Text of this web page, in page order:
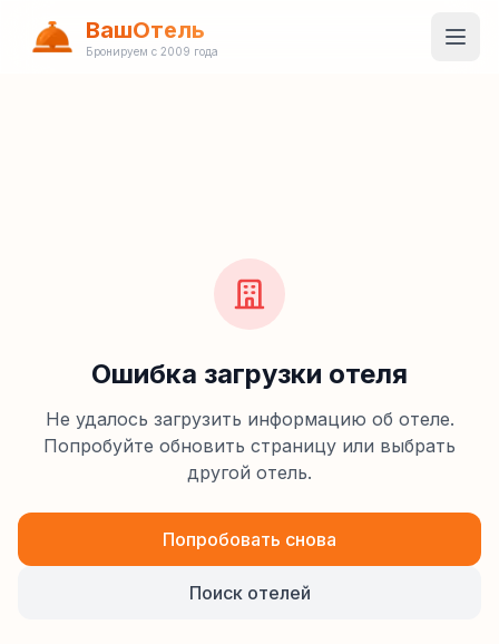
ВашОтель
Бронируем с 2009 года
Ошибка загрузки отеля
Не удалось загрузить информацию об отеле.
Попробуйте обновить страницу или выбрать
другой отель.
Попробовать снова
Поиск отелей